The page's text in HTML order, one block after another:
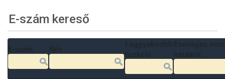
E-szám kereső